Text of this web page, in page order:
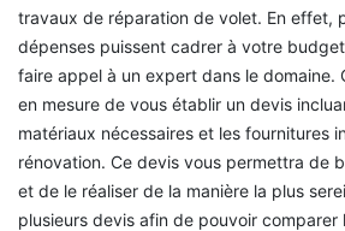
travaux de réparation de volet. En effet,
dépenses puissent cadrer à votre
faire appel à un expert dans le domaine.
en mesure de vous établir un devis
matériaux nécessaires et les fournitures
rénovation. Ce devis vous permettra de
et de le réaliser de la manière la plus
plusieurs devis afin de pouvoir